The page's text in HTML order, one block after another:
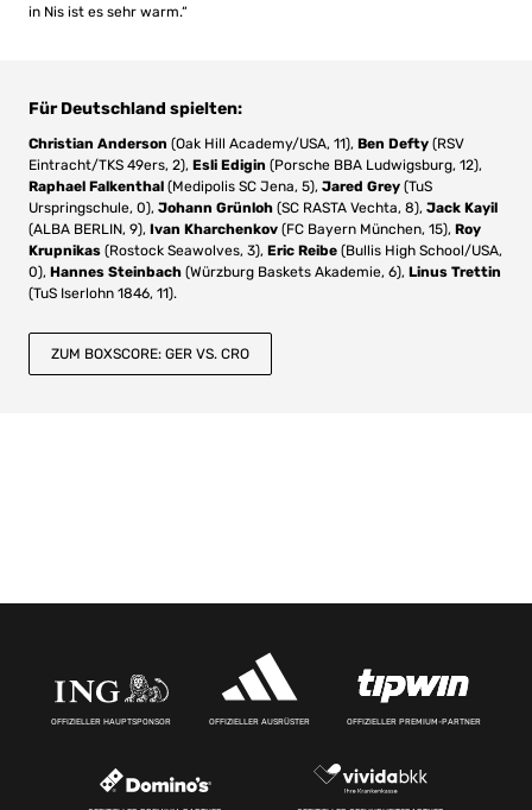
in Nis ist es sehr warm.“
Für Deutschland spielten:
Christian Anderson (Oak Hill Academy/USA, 11), Ben Defty (RSV
Eintracht/TKS 49ers, 2), Esli Edigin (Porsche BBA Ludwigsburg, 12),
Raphael Falkenthal (Medipolis SC Jena, 5), Jared Grey (TuS
Urspringschule, 0), Johann Grünloh (SC RASTA Vechta, 8), Jack Kayil
(ALBA BERLIN, 9), Ivan Kharchenkov (FC Bayern München, 15), Roy
Krupnikas (Rostock Seawolves, 3), Eric Reibe (Bullis High School/USA,
0), Hannes Steinbach (Würzburg Baskets Akademie, 6), Linus Trettin
(TuS Iserlohn 1846, 11).
ZUM BOXSCORE: GER VS. CRO
OFFIZIELLER HAUPTSPONSOR OFFIZIELLER AUSRÜSTER OFFIZIELLER PREMIUM-PARTNER